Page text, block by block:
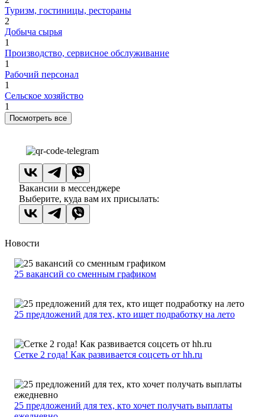
Туризм, гостиницы, рестораны
2
Добыча сырья
1
Производство, сервисное обслуживание
1
Рабочий персонал
1
Сельское хозяйство
1
Посмотреть все
Вакансии в мессенджере
Выберите, куда вам их присылать:
Новости
25 вакансий со сменным графиком
25 предложений для тех, кто ищет подработку на лето
Сетке 2 года! Как развивается соцсеть от hh.ru
25 предложений для тех, кто хочет получать выплаты